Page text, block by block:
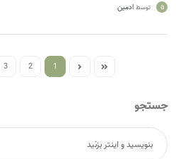
a توسط ادمین
1
2
3
جستجو